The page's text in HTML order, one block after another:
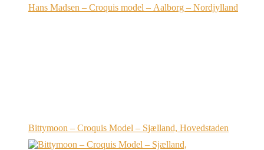
Hans Madsen – Croquis model – Aalborg – Nordjylland
Bittymoon – Croquis Model – Sjælland, Hovedstaden